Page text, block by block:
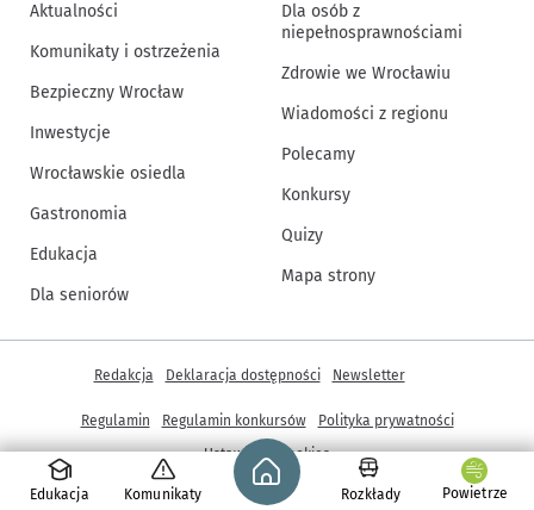
Edukacja Komunikaty
Strona główna - wroclaw.pl
Rozkłady Powietrze
Aktualności
Komunikaty i ostrzeżenia
Bezpieczny Wrocław
Inwestycje
Wrocławskie osiedla
Gastronomia
Edukacja
Dla seniorów
Dla osób z
niepełnosprawnościami
Zdrowie we Wrocławiu
Wiadomości z regionu
Polecamy
Konkursy
Quizy
Mapa strony
© Copyright 2005-2026, ARAW S.A., Gmina Wrocław
Inne informacje
Redakcja Deklaracja dostępności Newsletter
Regulamin Regulamin konkursów
Polityka prywatności
Ustawienia cookies